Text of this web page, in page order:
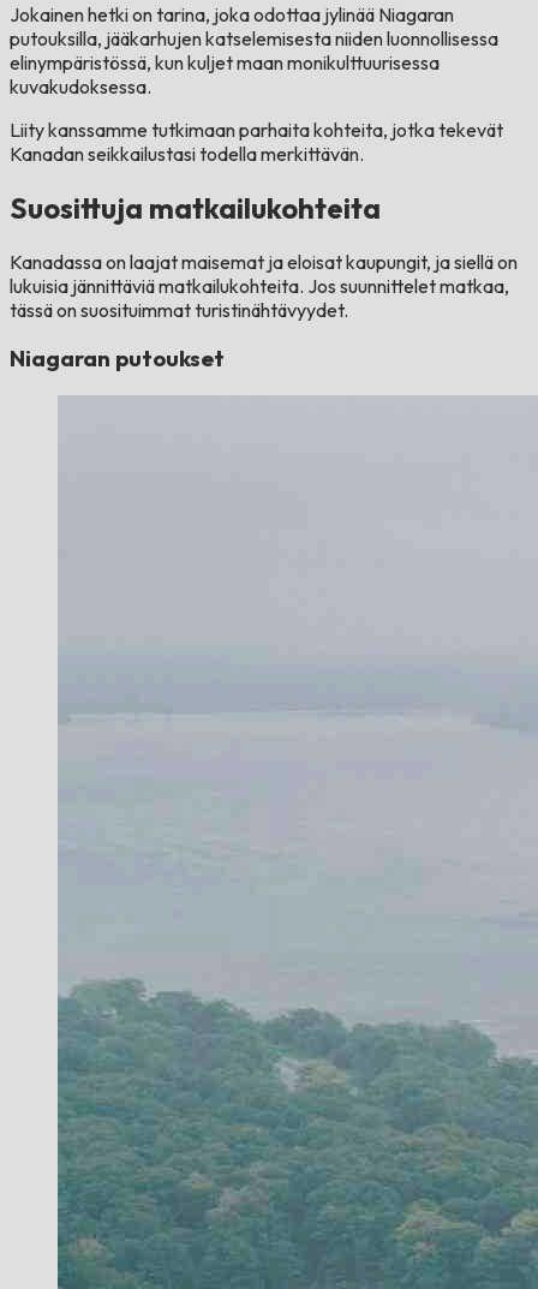
Jokainen hetki on tarina, joka odottaa jylinää Niagaran
putouksilla, jääkarhujen katselemisesta niiden luonnollisessa
elinympäristössä, kun kuljet maan monikulttuurisessa
kuvakudoksessa.
Liity kanssamme tutkimaan parhaita kohteita, jotka tekevät
Kanadan seikkailustasi todella merkittävän.
Suosittuja matkailukohteita
Kanadassa on laajat maisemat ja eloisat kaupungit, ja siellä on
lukuisia jännittäviä matkailukohteita. Jos suunnittelet matkaa,
tässä on suosituimmat turistinähtävyydet.
Niagaran putoukset